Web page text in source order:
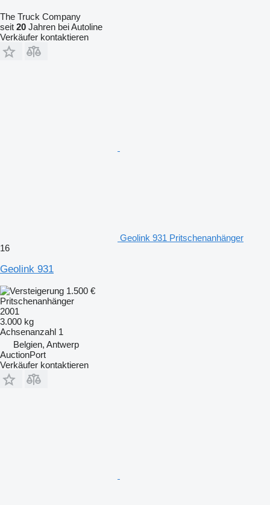
The Truck Company
seit 20 Jahren bei Autoline
Verkäufer kontaktieren
Geolink 931 Pritschenanhänger
16
Geolink 931
1.500 €
Pritschenanhänger
2001
3.000 kg
Achsenanzahl 1
Belgien, Antwerp
AuctionPort
Verkäufer kontaktieren